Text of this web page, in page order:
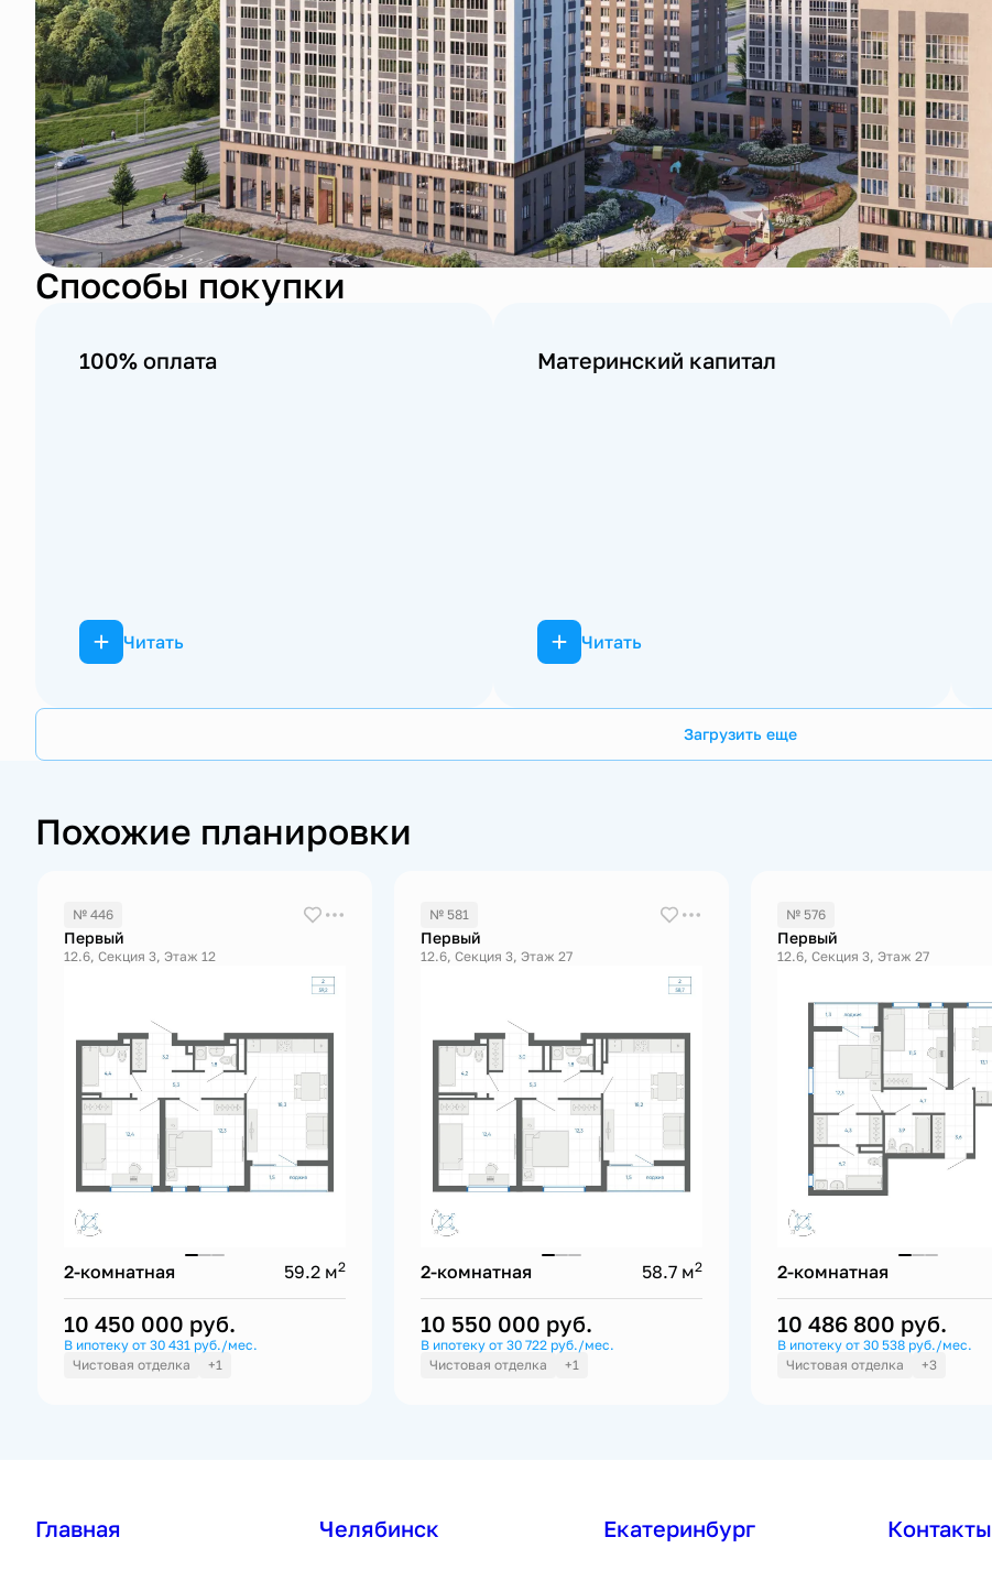
Способы покупки
100% оплата
Читать
Материнский капитал
Читать
Загрузить еще
Похожие планировки
№ 446
Первый
12.6, Секция 3, Этаж 12
2-комнатная 59.2 м2
10 450 000 руб.
В ипотеку от 30 431 руб./мес.
Чистовая отделка
+1
№ 581
Первый
12.6, Секция 3, Этаж 27
2-комнатная 58.7 м2
10 550 000 руб.
В ипотеку от 30 722 руб./мес.
Чистовая отделка
+1
№ 576
Первый
12.6, Секция 3, Этаж 27
2-комнатная
10 486 800 руб.
В ипотеку от 30 538 руб./мес.
Чистовая отделка
+3
Главная Челябинск Екатеринбург Контакты